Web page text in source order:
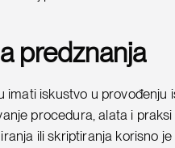
predznanja
imati iskustvo u
procedura, alata i
ili skriptiranja korisno